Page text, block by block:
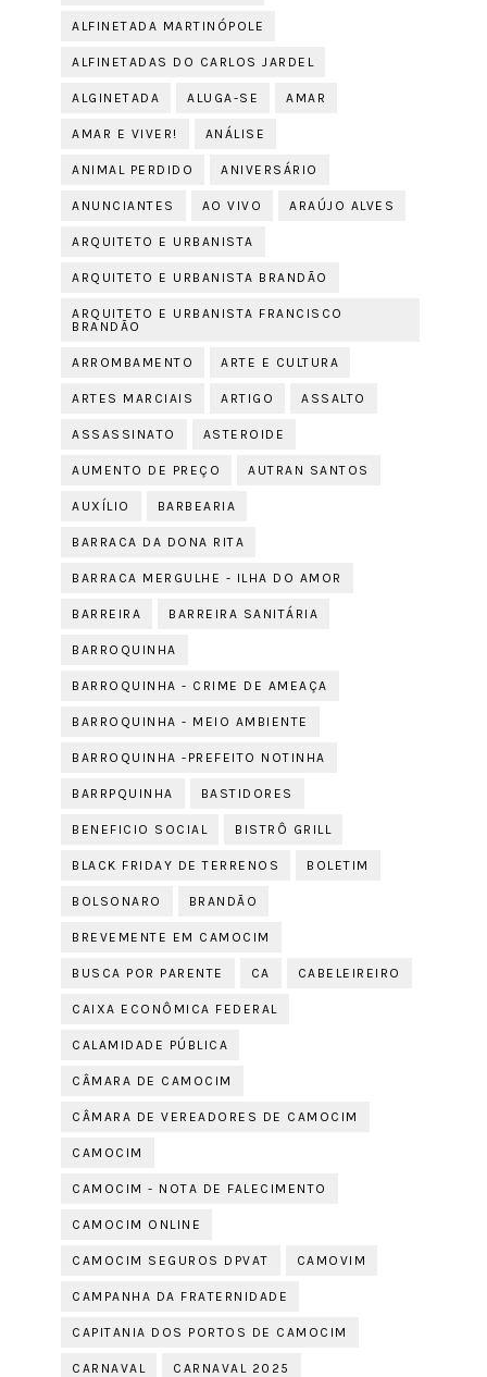
ALFINETADA MARTINÓPOLE
ALFINETADAS DO CARLOS JARDEL
ALGINETADA ALUGA-SE AMAR
AMAR E VIVER! ANÁLISE
ANIMAL PERDIDO ANIVERSÁRIO
ANUNCIANTES AO VIVO ARAÚJO ALVES
ARQUITETO E URBANISTA
ARQUITETO E URBANISTA BRANDÃO
ARQUITETO E URBANISTA FRANCISCO
BRANDÃO
ARROMBAMENTO ARTE E CULTURA
ARTES MARCIAIS ARTIGO ASSALTO
ASSASSINATO ASTEROIDE
AUMENTO DE PREÇO AUTRAN SANTOS
AUXÍLIO BARBEARIA
BARRACA DA DONA RITA
BARRACA MERGULHE - ILHA DO AMOR
BARREIRA BARREIRA SANITÁRIA
BARROQUINHA
BARROQUINHA - CRIME DE AMEAÇA
BARROQUINHA - MEIO AMBIENTE
BARROQUINHA -PREFEITO NOTINHA
BARRPQUINHA BASTIDORES
BENEFICIO SOCIAL BISTRÔ GRILL
BLACK FRIDAY DE TERRENOS BOLETIM
BOLSONARO BRANDÃO
BREVEMENTE EM CAMOCIM
BUSCA POR PARENTE CA CABELEIREIRO
CAIXA ECONÔMICA FEDERAL
CALAMIDADE PÚBLICA
CÂMARA DE CAMOCIM
CÂMARA DE VEREADORES DE CAMOCIM
CAMOCIM
CAMOCIM - NOTA DE FALECIMENTO
CAMOCIM ONLINE
CAMOCIM SEGUROS DPVAT CAMOVIM
CAMPANHA DA FRATERNIDADE
CAPITANIA DOS PORTOS DE CAMOCIM
CARNAVAL CARNAVAL 2025